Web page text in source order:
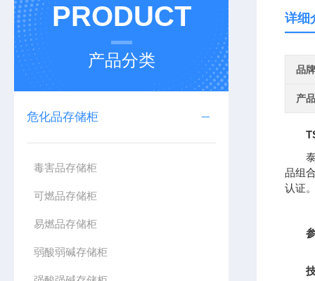
PRODUCT
产品分类
危化品存储柜
毒害品存储柜
可燃品存储柜
易燃品存储柜
弱酸弱碱存储柜
详细
品牌
产
品组
认证
技